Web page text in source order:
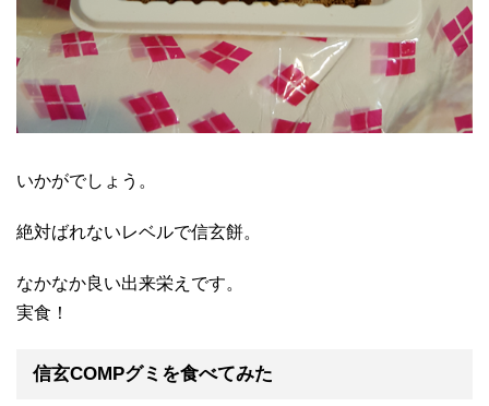
いかがでしょう。
絶対ばれないレベルで信玄餅。
なかなか良い出来栄えです。
実食！
信玄COMPグミを食べてみた